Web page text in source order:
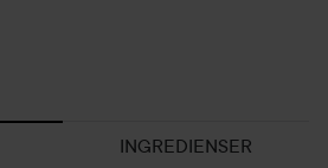
INGREDIENSER